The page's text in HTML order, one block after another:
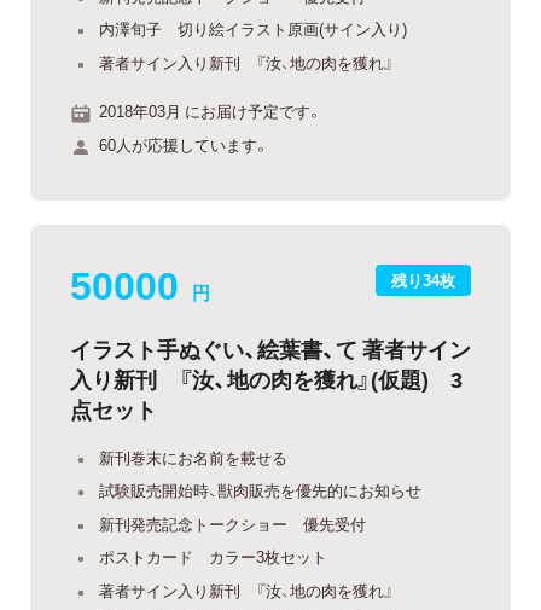
内澤旬子 切り絵イラスト原画(サイン入り)
著者サイン入り新刊 『汝、地の肉を獲れ』
2018年03月 にお届け予定です。
60人が応援しています。
残り34枚
50000 円
イラスト手ぬぐい、絵葉書、て 著者サイン
入り新刊 『汝、地の肉を獲れ』(仮題) 3
点セット
新刊巻末にお名前を載せる
試験販売開始時、獣肉販売を優先的にお知らせ
新刊発売記念トークショー 優先受付
ポストカード カラー3枚セット
著者サイン入り新刊 『汝、地の肉を獲れ』